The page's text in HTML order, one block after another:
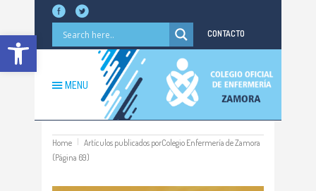
Abrir barra de herramientas CONTACTO
MENU
Home
Artículos publicados porColegio Enfermería de Zamora
(Página 69)